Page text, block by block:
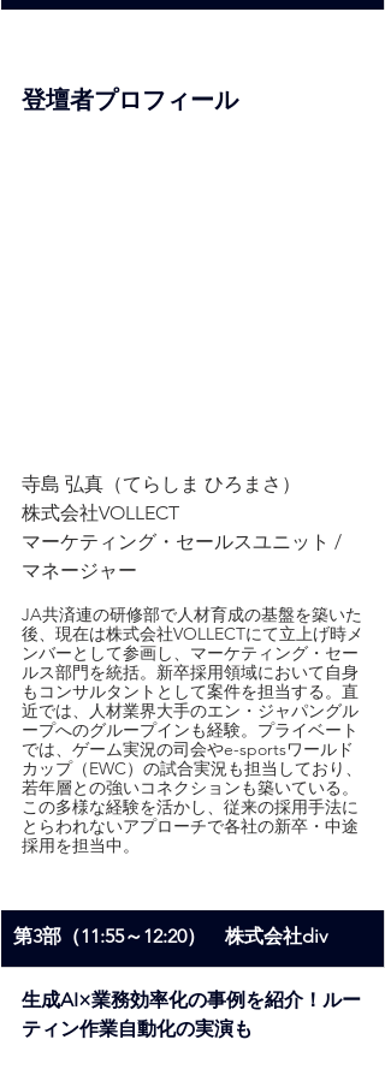
登壇者プロフィール
寺島 弘真（てらしま ひろまさ）
株式会社VOLLECT
マーケティング・セールスユニット /
マネージャー
JA共済連の研修部で人材育成の基盤を築いた
後、現在は株式会社VOLLECTにて立上げ時メ
ンバーとして参画し、マーケティング・セー
ルス部門を統括。新卒採用領域において自身
もコンサルタントとして案件を担当する。直
近では、人材業界大手のエン・ジャパングル
ープへのグループインも経験。プライベート
では、ゲーム実況の司会やe-sportsワールド
カップ（EWC）の試合実況も担当しており、
若年層との強いコネクションも築いている。
この多様な経験を活かし、従来の採用手法に
とらわれないアプローチで各社の新卒・中途
採用を担当中。
第3部（11:55～12:20）　株式会社div
生成AI×業務効率化の事例を紹介！ルー
ティン作業自動化の実演も